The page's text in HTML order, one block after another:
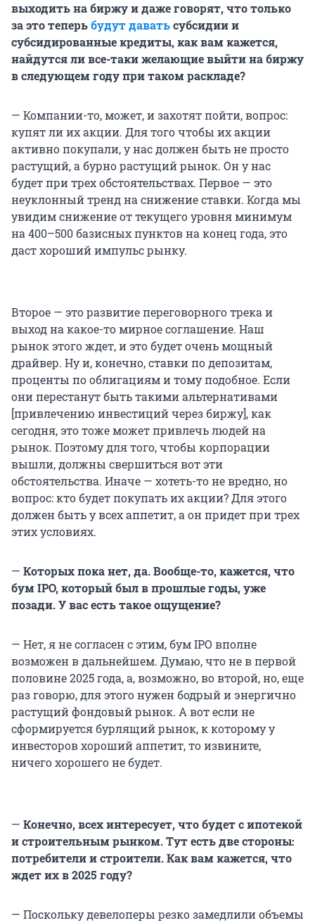
выходить на биржу и даже говорят, что только
за это теперьбудут даватьсубсидии и
субсидированные кредиты, как вам кажется,
найдутся ли все-таки желающие выйти на биржу
в следующем году при таком раскладе?
— Компании-то, может, и захотят пойти, вопрос:
купят ли их акции. Для того чтобы их акции
активно покупали, у нас должен быть не просто
растущий, а бурно растущий рынок. Он у нас
будет при трех обстоятельствах. Первое — это
неуклонный тренд на снижение ставки. Когда мы
увидим снижение от текущего уровня минимум
на 400–500 базисных пунктов на конец года, это
даст хороший импульс рынку.
Второе — это развитие переговорного трека и
выход на какое-то мирное соглашение. Наш
рынок этого ждет, и это будет очень мощный
драйвер. Ну и, конечно, ставки по депозитам,
проценты по облигациям и тому подобное. Если
они перестанут быть такими альтернативами
[привлечению инвестиций через биржу], как
сегодня, это тоже может привлечь людей на
рынок. Поэтому для того, чтобы корпорации
вышли, должны свершиться вот эти
обстоятельства. Иначе — хотеть-то не вредно, но
вопрос: кто будет покупать их акции? Для этого
должен быть у всех аппетит, а он придет при трех
этих условиях.
— Которых пока нет, да. Вообще-то, кажется, что
бум IPO, который был в прошлые годы, уже
позади. У вас есть такое ощущение?
— Нет, я не согласен с этим, бум IPO вполне
возможен в дальнейшем. Думаю, что не в первой
половине 2025 года, а, возможно, во второй, но, еще
раз говорю, для этого нужен бодрый и энергично
растущий фондовый рынок. А вот если не
сформируется бурлящий рынок, к которому у
инвесторов хороший аппетит, то извините,
ничего хорошего не будет.
— Конечно, всех интересует, что будет с ипотекой
и строительным рынком. Тут есть две стороны:
потребители и строители. Как вам кажется, что
ждет их в 2025 году?
— Поскольку девелоперы резко замедлили объемы